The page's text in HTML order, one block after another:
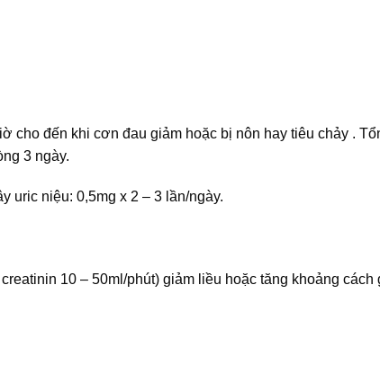
cho đến khi cơn đau giảm hoặc bị nôn hay tiêu chảy .
3 ngày.
uric niệu: 0,5mg x 2 – 3 lần/ngày.
10 – 50ml/phút) giảm liều hoặc tăng khoảng cách